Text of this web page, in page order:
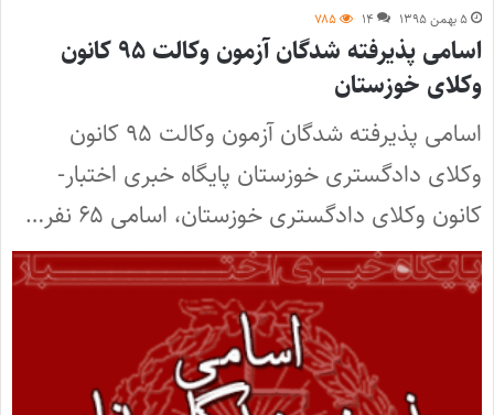
۵ بهمن ۱۳۹۵ ۱۴ ۷۸۵
اسامی پذیرفته شدگان آزمون وکالت ۹۵ کانون
وکلای خوزستان
اسامی پذیرفته شدگان آزمون وکالت ۹۵ کانون
وکلای دادگستری خوزستان پایگاه خبری اختبار-
کانون وکلای دادگستری خوزستان، اسامی ۶۵ نفر…